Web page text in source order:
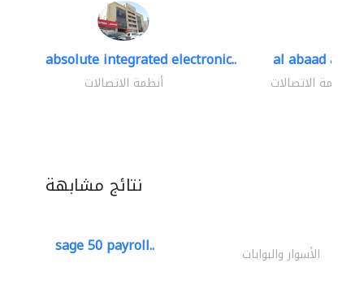
absolute integrated electronic..
أنظمة الاتصالات
al abaad al..
أنظمة الاتصالات
نتائج مشابهة
sage 50 payroll.. الأسوار والبوابات